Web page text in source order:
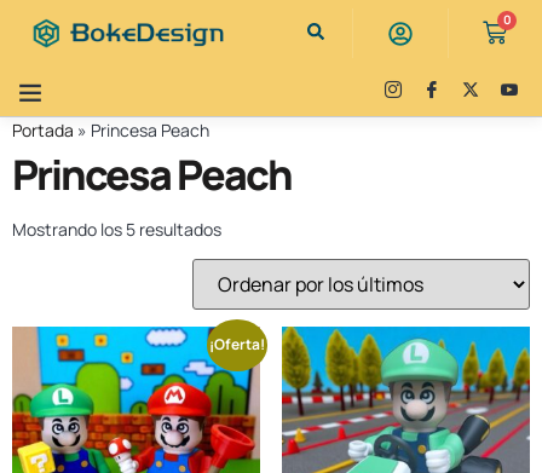
0
Portada » Princesa Peach
Princesa Peach
Mostrando los 5 resultados
¡Oferta!